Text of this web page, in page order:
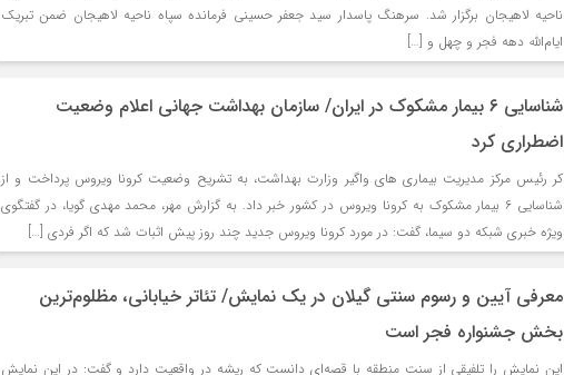
ناحیه لاهیجان برگزار شد. سرهنگ پاسدار سید جعفر حسینی فرمانده سپاه ناحیه لاهیجان ضمن تبریک
ایام‌الله دهه فجر و چهل و […]
شناسایی ۶ بیمار مشکوک در ایران/ سازمان بهداشت جهانی اعلام وضعیت
اضطراری کرد
کر رئیس مرکز مدیریت بیماری های واگیر وزارت بهداشت، به تشریح وضعیت کرونا ویروس پرداخت و از
شناسایی ۶ بیمار مشکوک به کرونا ویروس در کشور خبر داد. به گزارش مهر، محمد مهدی گویا، در گفتگوی
ویژه خبری شبکه دو سیما، گفت: در مورد کرونا ویروس جدید چند روز پیش اثبات شد که اگر فردی […]
معرفی آیین و رسوم سنتی گیلان در یک نمایش/ تئاتر خیابانی، مظلوم‌ترین
بخش جشنواره فجر است
این نمایش را تلفیقی از سنت منطقه با قصه‌ای دانست که ریشه در واقعیت دارد و گفت: در این نمایش